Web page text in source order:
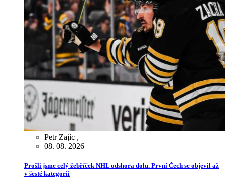
Petr Zajíc ,
08. 08. 2026
Prošli jsme celý žebříček NHL odshora dolů. První Čech se objevil až
v šesté kategorii